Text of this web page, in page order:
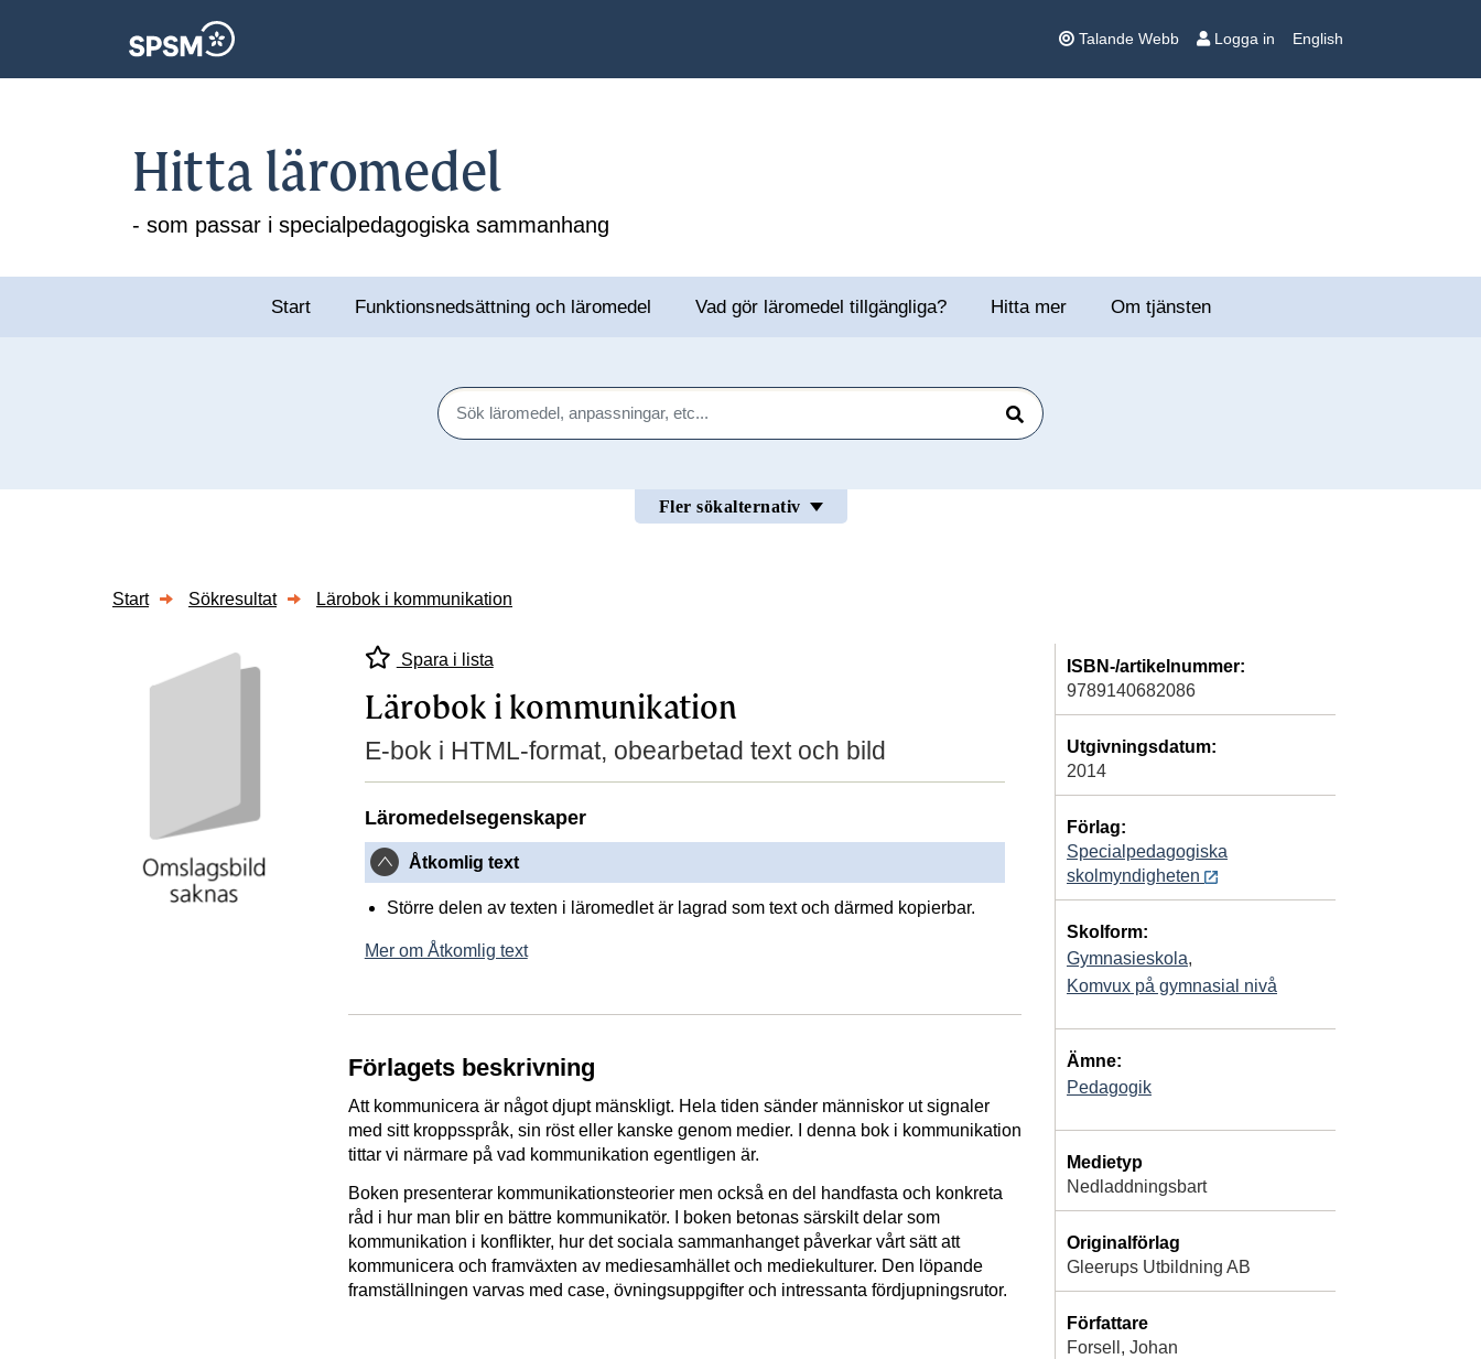
Talande Webb Logga in English
Hitta läromedel
- som passar i specialpedagogiska sammanhang
Start Funktionsnedsättning och läromedel Vad gör läromedel tillgängliga? Hitta mer Om tjänsten
Sök
Sök
Fler sökalternativ
Start Sökresultat Lärobok i kommunikation
Spara i lista
Lärobok i kommunikation
E-bok i HTML-format, obearbetad text och bild
Läromedelsegenskaper
Åtkomlig text
Större delen av texten i läromedlet är lagrad som text och därmed kopierbar.
Mer om Åtkomlig text
Förlagets beskrivning
Att kommunicera är något djupt mänskligt. Hela tiden sänder människor ut signaler
med sitt kroppsspråk, sin röst eller kanske genom medier. I denna bok i kommunikation
tittar vi närmare på vad kommunikation egentligen är.
Boken presenterar kommunikationsteorier men också en del handfasta och konkreta
råd i hur man blir en bättre kommunikatör. I boken betonas särskilt delar som
kommunikation i konflikter, hur det sociala sammanhanget påverkar vårt sätt att
kommunicera och framväxten av mediesamhället och mediekulturer. Den löpande
framställningen varvas med case, övningsuppgifter och intressanta fördjupningsrutor.
ISBN-/artikelnummer:
9789140682086
Utgivningsdatum:
2014
Förlag:
Specialpedagogiska
skolmyndigheten
Skolform:
Gymnasieskola,
Komvux på gymnasial nivå
Ämne:
Pedagogik
Medietyp
Nedladdningsbart
Originalförlag
Gleerups Utbildning AB
Författare
Forsell, Johan